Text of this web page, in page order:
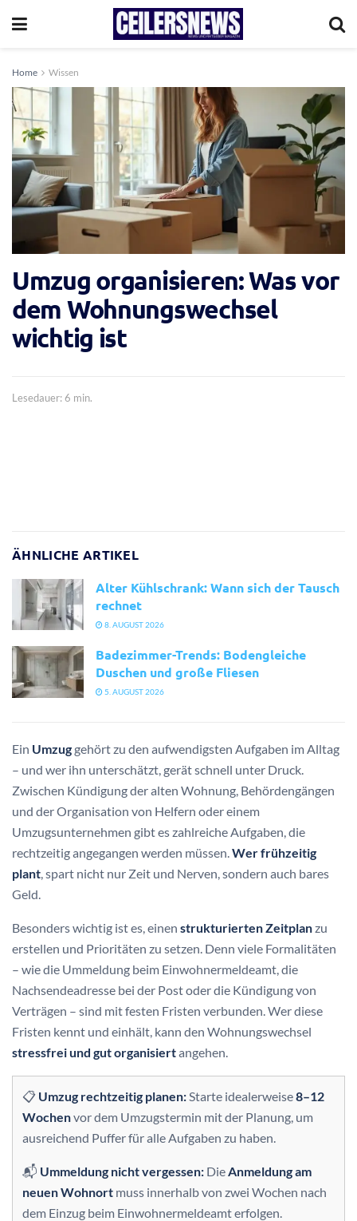
Home Wissen
Umzug organisieren: Was vor
dem Wohnungswechsel
wichtig ist
Lesedauer: 6 min.
ÄHNLICHE ARTIKEL
Alter Kühlschrank: Wann sich der Tausch
rechnet
8. AUGUST 2026
Badezimmer-Trends: Bodengleiche
Duschen und große Fliesen
5. AUGUST 2026
Ein Umzug gehört zu den aufwendigsten Aufgaben im Alltag
– und wer ihn unterschätzt, gerät schnell unter Druck.
Zwischen Kündigung der alten Wohnung, Behördengängen
und der Organisation von Helfern oder einem
Umzugsunternehmen gibt es zahlreiche Aufgaben, die
rechtzeitig angegangen werden müssen. Wer frühzeitig
plant , spart nicht nur Zeit und Nerven, sondern auch bares
Geld.
Besonders wichtig ist es, einen strukturierten Zeitplanzu
erstellen und Prioritäten zu setzen. Denn viele Formalitäten
– wie die Ummeldung beim Einwohnermeldeamt, die
Nachsendeadresse bei der Post oder die Kündigung von
Verträgen – sind mit festen Fristen verbunden. Wer diese
Fristen kennt und einhält, kann den Wohnungswechsel
stressfrei und gut organisiertangehen.
📋 Umzug rechtzeitig planen: Starte idealerweise8–12
Wochenvor dem Umzugstermin mit der Planung, um
ausreichend Puffer für alle Aufgaben zu haben.
📬 Ummeldung nicht vergessen: Die Anmeldung am
neuen Wohnort muss innerhalb von zwei Wochen nach
dem Einzug beim Einwohnermeldeamt erfolgen.